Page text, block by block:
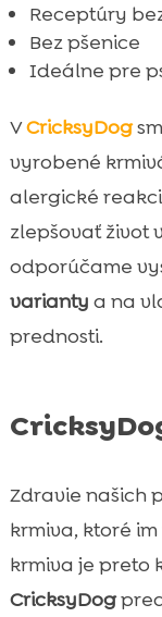
Receptúry
Bez pšenice
Ideálne pre
VCricksyDog
vyrobené
alergické
zlepšovať život
odporúčame
varianty a na
prednosti.
Zdravie našich
krmiva, ktoré
krmiva je preto
CricksyDog